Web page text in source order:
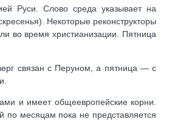
Руси. Слово среда указывает на
Некоторые реконструкторы
во время христианизации. Пятница
связан с Перуном, а пятница — с
и имеет общеевропейские корни.
по месяцам пока не представляется